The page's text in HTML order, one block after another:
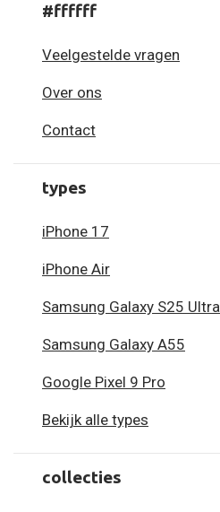
#ffffff
Veelgestelde vragen
Over ons
Contact
types
iPhone 17
iPhone Air
Samsung Galaxy S25 Ultra
Samsung Galaxy A55
Google Pixel 9 Pro
Bekijk alle types
collecties